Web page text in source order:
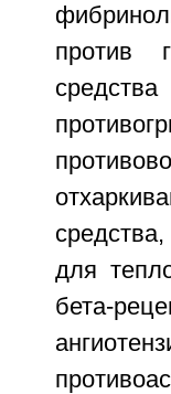
против
для
бета-